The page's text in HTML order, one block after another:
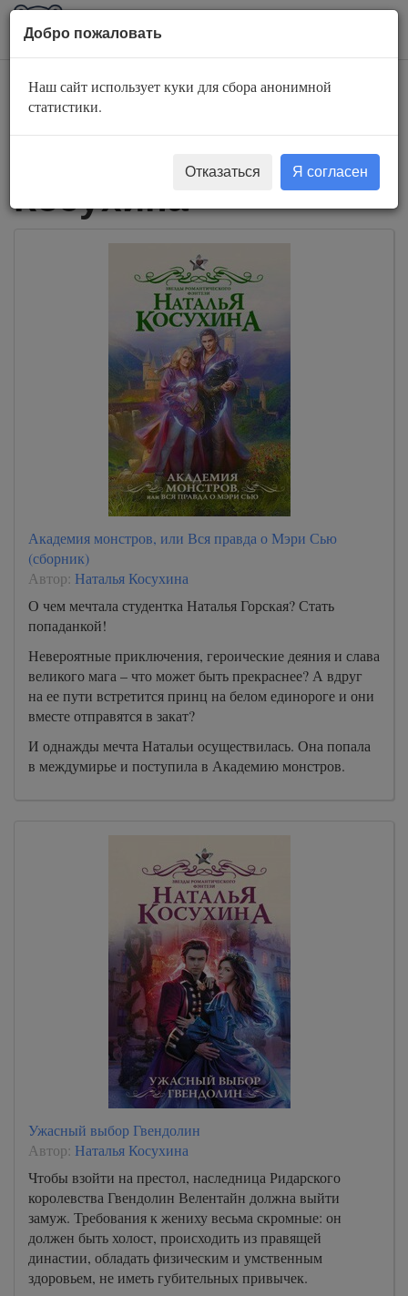
AuBook.org
Слушать
аудиокниги Наталья
Косухина
Академия монстров, или Вся правда о Мэри Сью
(сборник)
Автор: Наталья Косухина
О чем мечтала студентка Наталья Горская? Стать
попаданкой!
Невероятные приключения, героические деяния и слава
великого мага – что может быть прекраснее? А вдруг
на ее пути встретится принц на белом единороге и они
вместе отправятся в закат?
И однажды мечта Натальи осуществилась. Она попала
в междумирье и поступила в Академию монстров.
Ужасный выбор Гвендолин
Автор: Наталья Косухина
Чтобы взойти на престол, наследница Ридарского
королевства Гвендолин Велентайн должна выйти
замуж. Требования к жениху весьма скромные: он
должен быть холост, происходить из правящей
династии, обладать физическим и умственным
здоровьем, не иметь губительных привычек.
Добро пожаловать
Наш сайт использует куки для сбора анонимной
статистики.
Отказаться Я согласен